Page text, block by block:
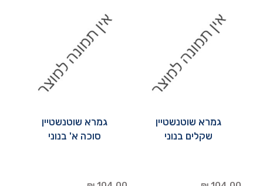
גמרא שוטנשטיין
שקלים בנוני
גמרא שוטנשטיין
סוכה א' בנוני